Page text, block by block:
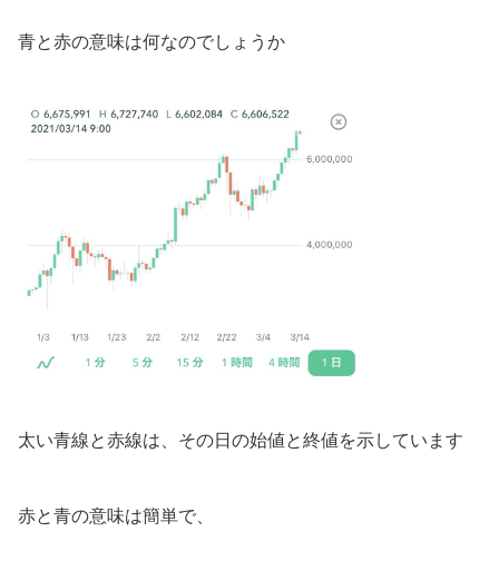
青と赤の意味は何なのでしょうか
太い青線と赤線は、その日の始値と終値を示しています
赤と青の意味は簡単で、